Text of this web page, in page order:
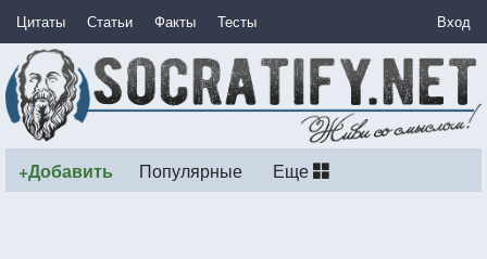
Цитаты Статьи Факты Тесты Вход
+Добавить Популярные Еще